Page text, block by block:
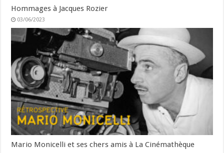
Hommages à Jacques Rozier
03/06/2023
Mario Monicelli et ses chers amis à La Cinémathèque